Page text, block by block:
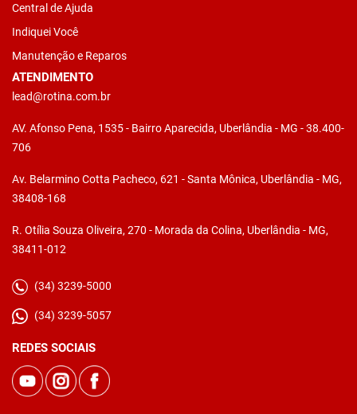
Central de Ajuda
Indiquei Você
Manutenção e Reparos
ATENDIMENTO
lead@rotina.com.br
AV. Afonso Pena, 1535 - Bairro Aparecida, Uberlândia - MG - 38.400-
706
Av. Belarmino Cotta Pacheco, 621 - Santa Mônica, Uberlândia - MG,
38408-168
R. Otília Souza Oliveira, 270 - Morada da Colina, Uberlândia - MG,
38411-012
(34) 3239-5000
(34) 3239-5057
REDES SOCIAIS